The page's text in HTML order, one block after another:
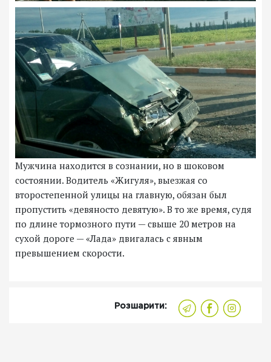
Мужчина находится в сознании, но в шоковом
состоянии. Водитель «Жигуля», выезжая со
второстепенной улицы на главную, обязан был
пропустить «девяносто девятую». В то же время, судя
по длине тормозного пути — свыше 20 метров на
сухой дороге — «Лада» двигалась с явным
превышением скорости.
Розшарити: